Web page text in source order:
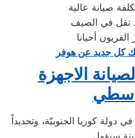
كل جديد عن هوفر
الاجهزة
كوريا الجنوبيّة، وتحديداً